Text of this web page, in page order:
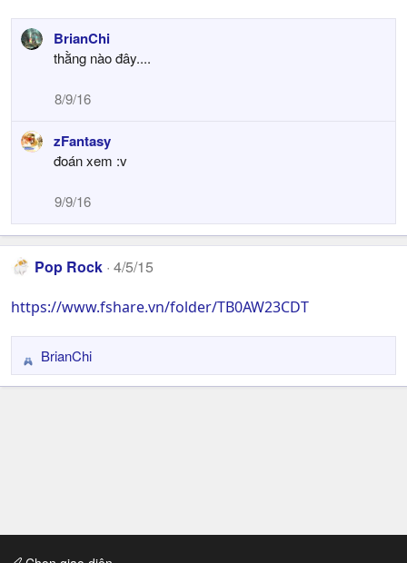
BrianChi
thằng nào đây....
8/9/16
zFantasy
đoán xem :v
9/9/16
Pop Rock 4/5/15
https://www.fshare.vn/folder/TB0AW23CDT
R
e
:
BrianChi